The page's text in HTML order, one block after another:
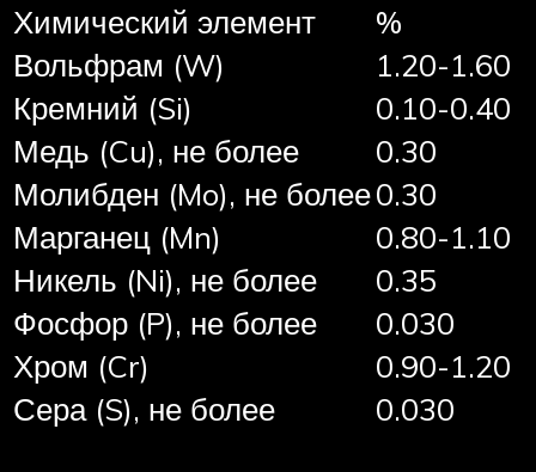
Химический элемент
%
Вольфрам (W)
1.20-1.60
Кремний (Si)
0.10-0.40
Медь (Cu), не более
0.30
Молибден (Mo), не более0.30
Марганец (Mn)
0.80-1.10
Никель (Ni), не более
0.35
Фосфор (P), не более
0.030
Хром (Cr)
0.90-1.20
Сера (S), не более
0.030